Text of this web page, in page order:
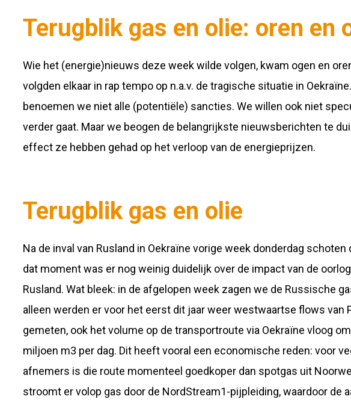
Terugblik gas en olie: oren en
Wie het (energie)nieuws deze week wilde volgen, kwam ogen en
volgden elkaar in rap tempo op n.a.v. de tragische situatie in
benoemen we niet alle (potentiële) sancties. We willen ook niet
verder gaat. Maar we beogen de belangrijkste nieuwsberichten te
effect ze hebben gehad op het verloop van de energieprijzen.
Terugblik gas en olie
Na de inval van Rusland in Oekraïne vorige week donderdag
dat moment was er nog weinig duidelijk over de impact van de
Rusland. Wat bleek: in de afgelopen week zagen we de Russische
alleen werden er voor het eerst dit jaar weer westwaartse flows van
gemeten, ook het volume op de transportroute via Oekraïne vloog
miljoen m3 per dag. Dit heeft vooral een economische reden: voor
afnemers is die route momenteel goedkoper dan spotgas uit
stroomt er volop gas door de NordStream1-pijpleiding, waardoor de